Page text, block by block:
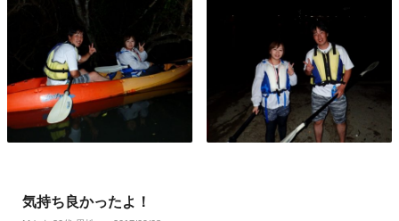
気持ち良かったよ！